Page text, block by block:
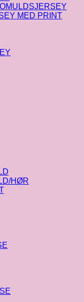
MED PRINT
HØR